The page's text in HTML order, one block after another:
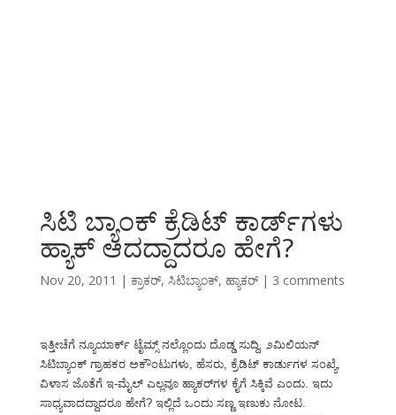
ಸಿಟಿ ಬ್ಯಾಂಕ್ ಕ್ರೆಡಿಟ್ ಕಾರ್ಡ್‌ಗಳು
ಹ್ಯಾಕ್ ಆದದ್ದಾದರೂ ಹೇಗೆ?
Nov 20, 2011 | ಕ್ರಾಕರ್, ಸಿಟಿಬ್ಯಾಂಕ್, ಹ್ಯಾಕರ್| 3 comments
ಇತ್ತೀಚೆಗೆ ನ್ಯೂಯಾರ್ಕ್ ಟೈಮ್ಸ್ ನಲ್ಲೊಂದು ದೊಡ್ಡ ಸುದ್ದಿ. ೨ಮಿಲಿಯನ್
ಸಿಟಿಬ್ಯಾಂಕ್ ಗ್ರಾಹಕರ ಅಕೌಂಟುಗಳು, ಹೆಸರು, ಕ್ರೆಡಿಟ್ ಕಾರ್ಡುಗಳ ಸಂಖ್ಯೆ,
ವಿಳಾಸ ಜೊತೆಗೆ ಇ-ಮೈಲ್ ಎಲ್ಲವೂ ಹ್ಯಾಕರ್‌ಗಳ ಕೈಗೆ ಸಿಕ್ಕಿವೆ ಎಂದು. ಇದು
ಸಾಧ್ಯವಾದದ್ದಾದರೂ ಹೇಗೆ? ಇಲ್ಲಿದೆ ಒಂದು ಸಣ್ಣ ಇಣುಕು ನೋಟ.